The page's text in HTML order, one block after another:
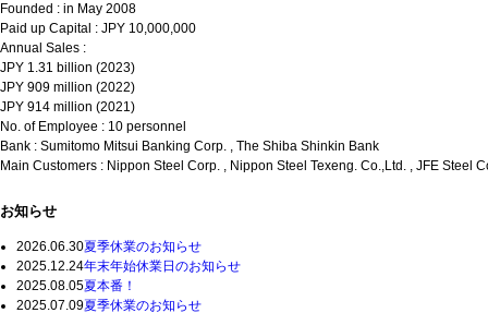
Founded : in May 2008
Paid up Capital : JPY 10,000,000
Annual Sales :
JPY 1.31 billion (2023)
JPY 909 million (2022)
JPY 914 million (2021)
No. of Employee : 10 personnel
Bank : Sumitomo Mitsui Banking Corp. , The Shiba Shinkin Bank
Main Customers : Nippon Steel Corp. , Nippon Steel Texeng. Co.,Ltd. , JFE Steel
お知らせ
2026.06.30夏季休業のお知らせ
2025.12.24年末年始休業日のお知らせ
2025.08.05夏本番！
2025.07.09夏季休業のお知らせ